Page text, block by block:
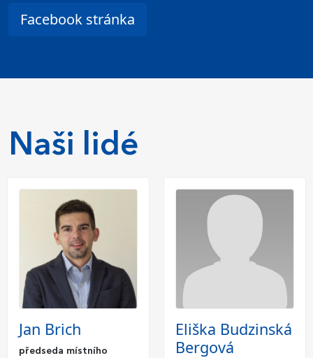
Facebook stránka
Naši lidé
Jan Brich
předseda místního
Eliška Budzinská
Bergová